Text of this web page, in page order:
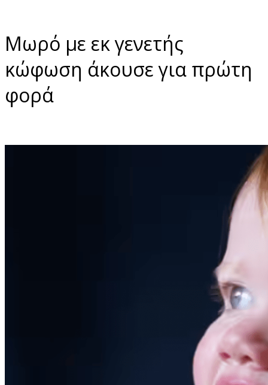
Μωρό με εκ γενετής
κώφωση άκουσε για πρώτη
φορά